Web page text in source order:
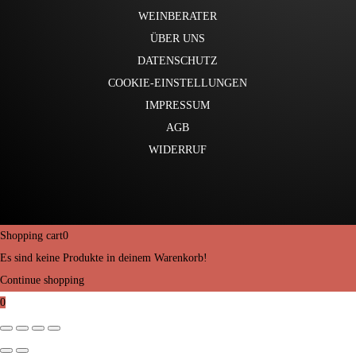
WEINBERATER
ÜBER UNS
DATENSCHUTZ
COOKIE-EINSTELLUNGEN
IMPRESSUM
AGB
WIDERRUF
Shopping cart0
Es sind keine Produkte in deinem Warenkorb!
Continue shopping
0